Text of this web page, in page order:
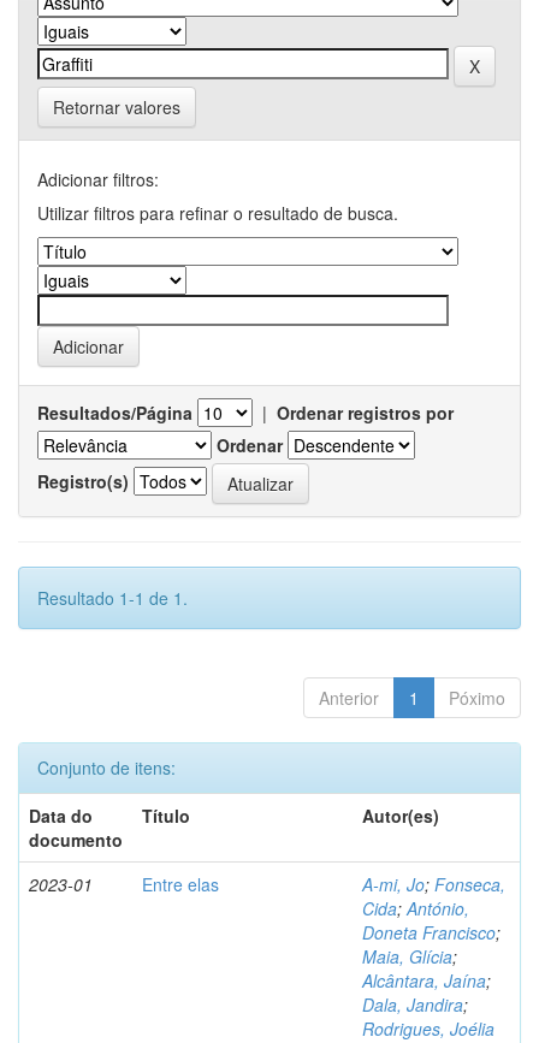
Retornar valores
Adicionar filtros:
Utilizar filtros para refinar o resultado de busca.
Resultados/Página | Ordenar registros por
Ordenar
Registro(s)
Resultado 1-1 de 1.
Anterior 1 Póximo
Conjunto de itens:
Data do
documento
Título Autor(es)
2023-01 Entre elas A-mi, Jo; Fonseca,
Cida;António,
Doneta Francisco;
Maia, Glícia;
Alcântara, Jaína;
Dala, Jandira;
Rodrigues, Joélia